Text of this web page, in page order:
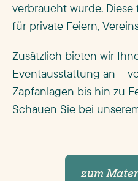
verbraucht wurde.
für private Feiern,
Zusätzlich bieten wir
Eventausstattung an –
Zapfanlagen bis hin zu
Schauen Sie bei
zum